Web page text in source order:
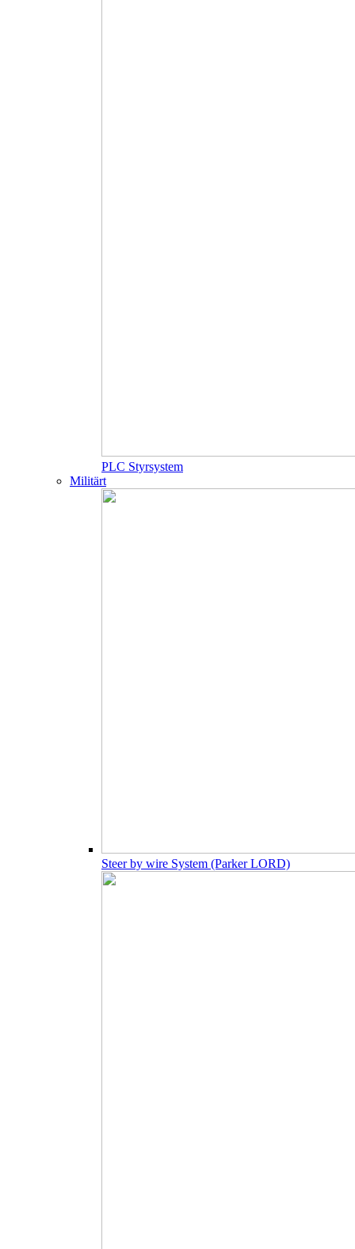
PLC Styrsystem
Militärt
Steer by wire System (Parker LORD)